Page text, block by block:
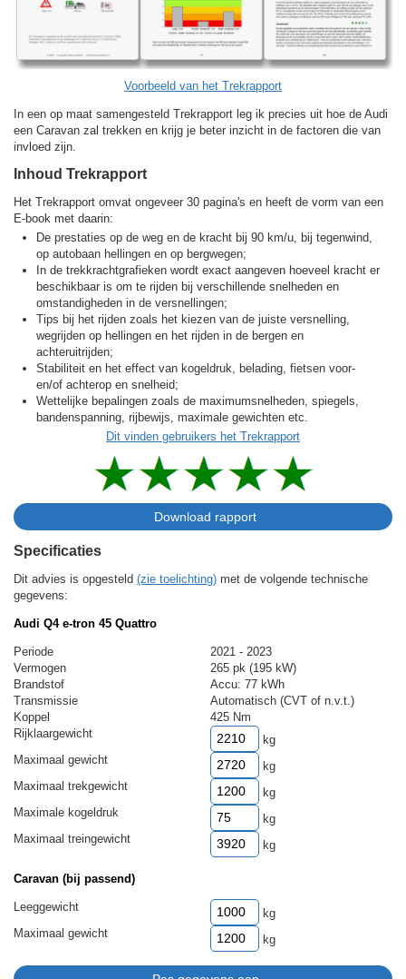
Voorbeeld van het Trekrapport
In een op maat samengesteld Trekrapport leg ik precies uit hoe de Audi
een Caravan zal trekken en krijg je beter inzicht in de factoren die van
invloed zijn.
Inhoud Trekrapport
Het Trekrapport omvat ongeveer 30 pagina's en heeft de vorm van een
E-book met daarin:
De prestaties op de weg en de kracht bij 90 km/u, bij tegenwind,
op autobaan hellingen en op bergwegen;
In de trekkracht­grafieken wordt exact aangeven hoeveel kracht er
beschikbaar is om te rijden bij verschillende snelheden en
omstandigheden in de versnellingen;
Tips bij het rijden zoals het kiezen van de juiste versnelling,
wegrijden op hellingen en het rijden in de bergen en
achteruitrijden;
Stabiliteit en het effect van kogeldruk, belading, fietsen voor-
en/of achterop en snelheid;
Wettelijke bepalingen zoals de maximumsnelheden, spiegels,
bandenspanning, rijbewijs, maximale gewichten etc.
Dit vinden gebruikers het Trekrapport
Specificaties
Dit advies is opgesteld (zie toelichting) met de volgende technische
gegevens:
Audi Q4 e-tron 45 Quattro
Periode
2021 - 2023
Vermogen
265 pk (195 kW)
Brandstof
Accu: 77 kWh
Transmissie
Automatisch (CVT of n.v.t.)
Koppel
425 Nm
Rijklaargewicht
kg
Maximaal gewicht
kg
Maximaal trekgewicht
kg
Maximale kogeldruk
kg
Maximaal treingewicht
kg
Caravan (bij passend)
Leeggewicht
kg
Maximaal gewicht
kg